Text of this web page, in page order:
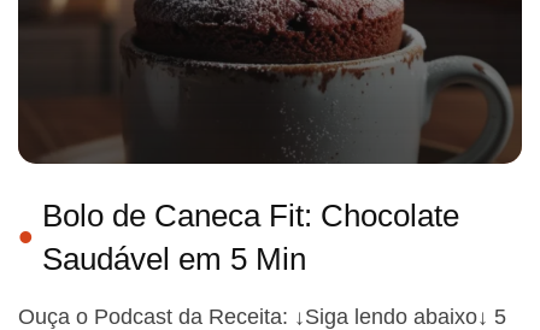
Bolo de Caneca Fit: Chocolate
Saudável em 5 Min
Ouça o Podcast da Receita: ↓Siga lendo abaixo↓ 5